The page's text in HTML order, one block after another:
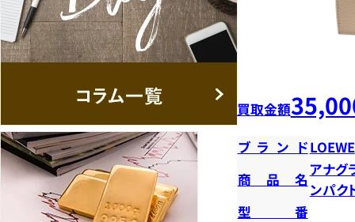
買取金額
ブランドLOEWE
商品名
アナグ
ンパク
型番